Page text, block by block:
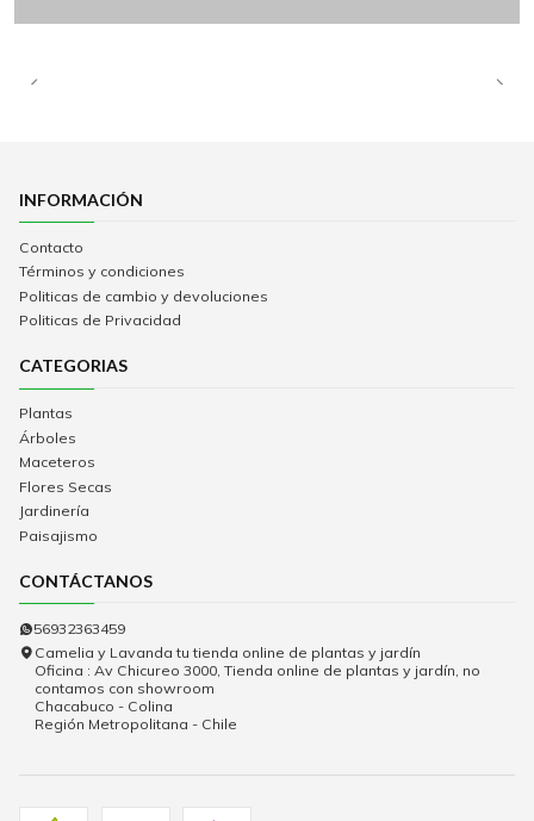
INFORMACIÓN
Contacto
Términos y condiciones
Politicas de cambio y devoluciones
Politicas de Privacidad
CATEGORIAS
Plantas
Árboles
Maceteros
Flores Secas
Jardinería
Paisajismo
CONTÁCTANOS
56932363459
Camelia y Lavanda tu tienda online de plantas y jardín
Oficina : Av Chicureo 3000, Tienda online de plantas y jardín, no
contamos con showroom
Chacabuco - Colina
Región Metropolitana - Chile